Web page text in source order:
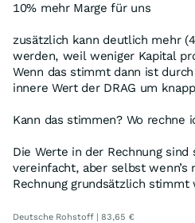
10% mehr Marge für uns
zusätzlich kann deutlich mehr
werden, weil weniger Kapital
Wenn das stimmt dann ist
innere Wert der DRAG um
Kann das stimmen? Wo rechne
Die Werte in der Rechnung
vereinfacht, aber selbst wenn’s
Rechnung grundsätzlich stimmt
Deutsche Rohstoff | 83,65 €